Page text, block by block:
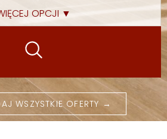
OPCJI ▼
WSZYSTKIE OFERTY →